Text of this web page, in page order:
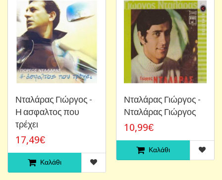
Νταλάρας Γιώργος -
Η ασφαλτος που
τρέχει
17,49€
Καλάθι
Νταλάρας Γιώργος -
Νταλάρας Γιώργος
10,99€
Καλάθι